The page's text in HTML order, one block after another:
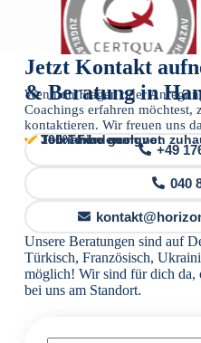
Jetzt Kontakt
& Beratung in
Wenn du Fragen oder
Coachings erfahren möchtest,
kontaktieren. Wir freuen uns
100% Förderung
Job Turbo geeignet​
Teilnahme auch von
+49
040
Unsere Beratungen sind auf
Türkisch, Französisch,
möglich! Wir sind für dich da,
bei uns am Standort.